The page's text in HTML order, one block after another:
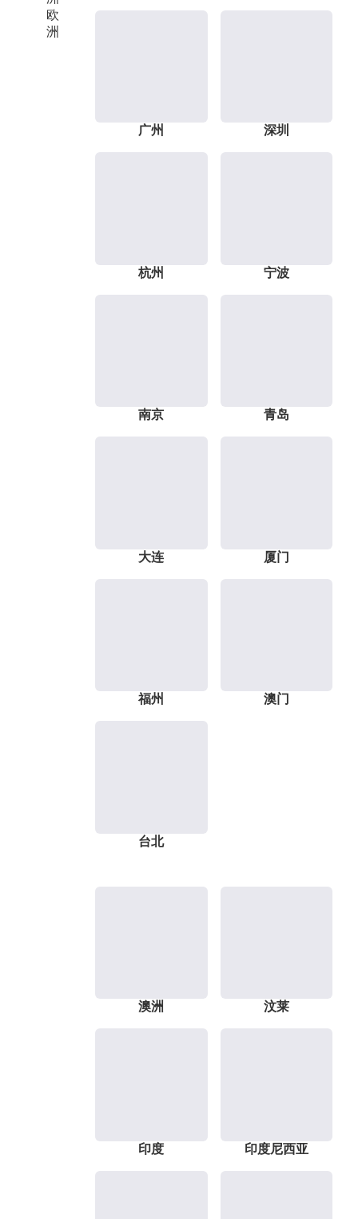
欧
洲
广州 深圳
杭州 宁波
南京 青岛
大连 厦门
福州 澳门
台北
澳洲 汶莱
印度 印度尼西亚